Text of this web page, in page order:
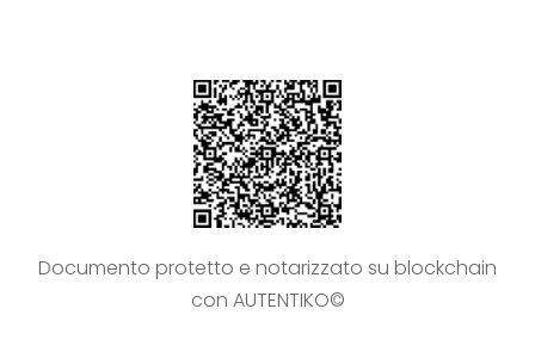
Documento protetto e notarizzato su blockchain
con AUTENTIKO©